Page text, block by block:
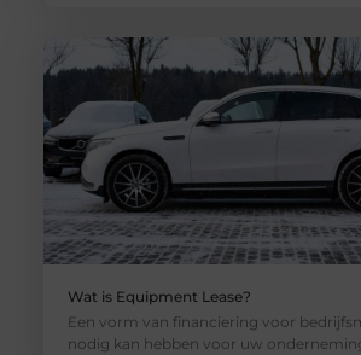
Wat is Equipment Lease?
Een vorm van financiering voor
nodig kan hebben voor uw